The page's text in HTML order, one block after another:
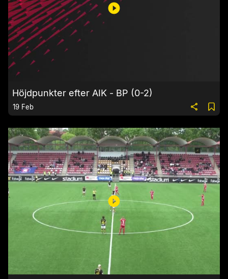
Höjdpunkter efter AIK - BP (0-2)
19 Feb